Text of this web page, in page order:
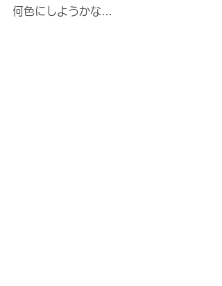
何色にしようかな…